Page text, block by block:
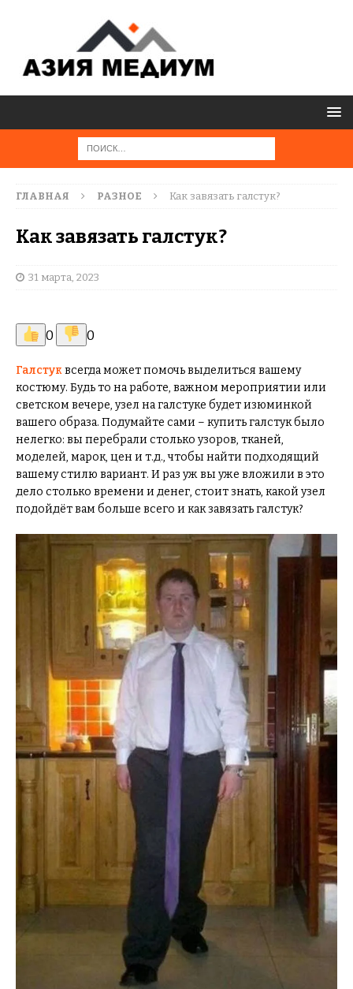
ГЛАВНАЯ РАЗНОЕ Как завязать галстук?
Как завязать галстук?
31 марта, 2023
0 0
Галстуквсегда может помочь выделиться вашему
костюму. Будь то на работе, важном мероприятии или
светском вечере, узел на галстуке будет изюминкой
вашего образа. Подумайте сами – купить галстук было
нелегко: вы перебрали столько узоров, тканей,
моделей, марок, цен и т.д., чтобы найти подходящий
вашему стилю вариант. И раз уж вы уже вложили в это
дело столько времени и денег, стоит знать, какой узел
подойдёт вам больше всего и как завязать галстук?